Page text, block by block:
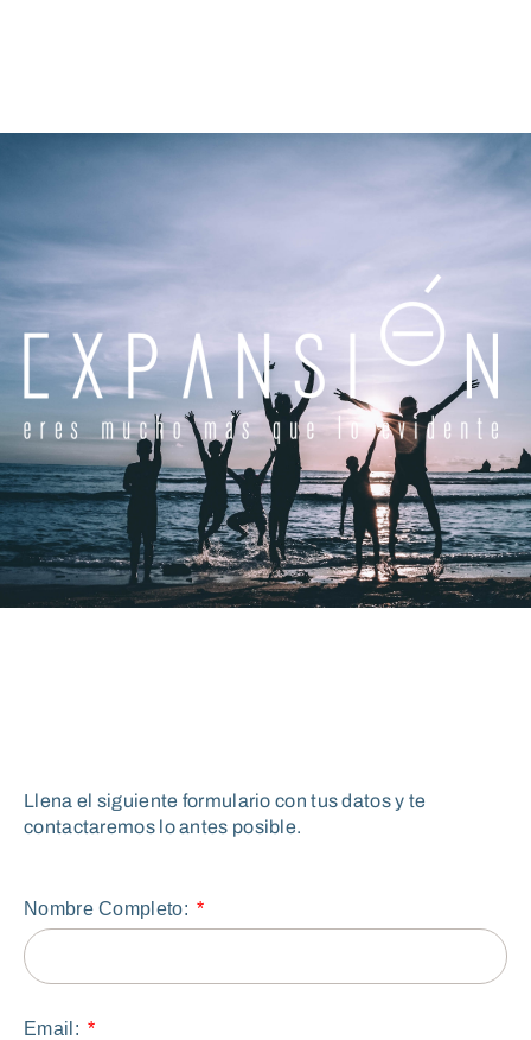
Llena el siguiente formulario con tus datos y te
contactaremos lo antes posible.
Nombre Completo:
Email: